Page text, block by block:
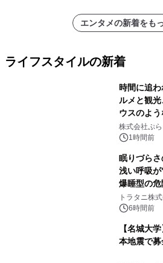
エンタメの新着をも
ライフスタイルの新着
時間に追
ルメと観
ウスのよ
サウナも
得な素泊ま
株式会社ぷ
1時間前
眠りづら
浅い呼吸が
爆睡型の
説
トラタニ株
6時間前
【名城大
本地震で